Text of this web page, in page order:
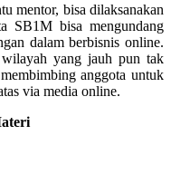
mentor, bisa dilaksanakan
SB1M bisa mengundang
dalam berbisnis online.
yang jauh pun tak
anggota untuk
via media online.